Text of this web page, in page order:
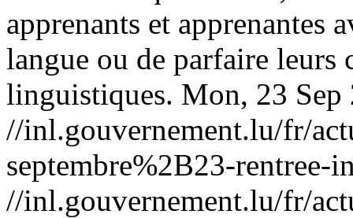
apprenants et apprenantes
langue ou de parfaire leurs
linguistiques. Mon, 23
//inl.gouvernement.lu/fr/
septembre%2B23-rentree-
//inl.gouvernement.lu/fr/